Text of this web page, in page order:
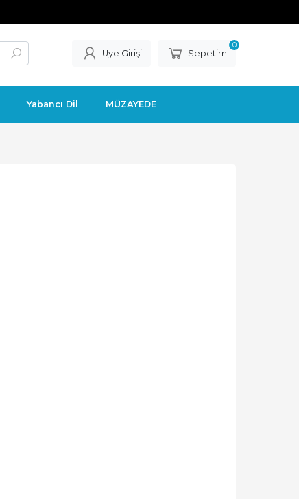
Üye Girişi Sepetim
0
Yabancı Dil MÜZAYEDE